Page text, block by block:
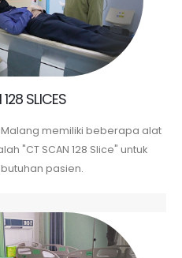
SLICES
Malang memiliki beberapa alat
"CT SCAN 128 Slice" untuk
pasien.